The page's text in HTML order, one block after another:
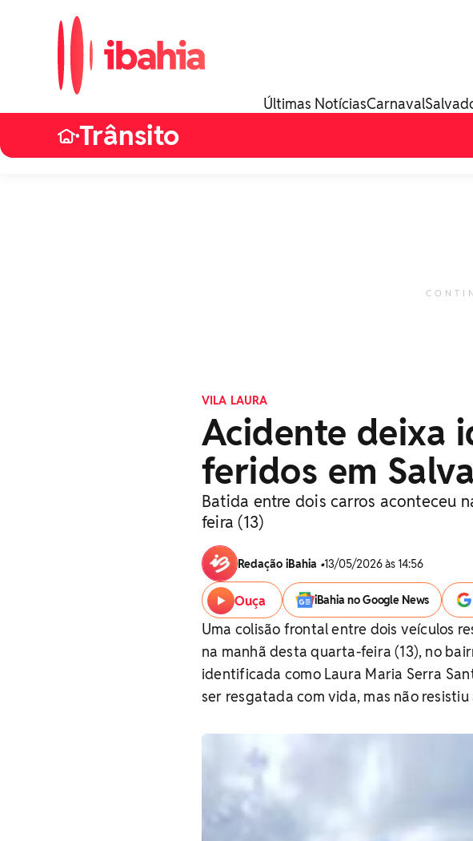
Últimas NotíciasCarnaval
•Trânsito
VILA LAURA
Acidente deixa
feridos em
Batida entre dois carros aconteceu
feira (13)
Redação iBahia •13/05/2026 às 14:56
Ouça iBahia no Google News
Uma colisão frontal entre dois veículos
na manhã desta quarta-feira (13), no
identificada como Laura Maria Serra
ser resgatada com vida, mas não